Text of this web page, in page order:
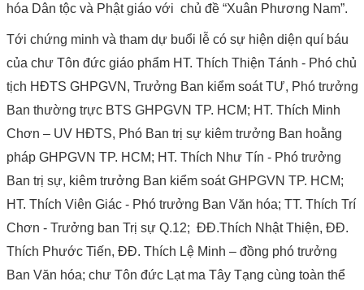
hóa Dân tộc và Phật giáo với chủ đề “Xuân Phương Nam”.
Tới chứng minh và tham dự buổi lễ có sự hiện diện quí báu
của chư Tôn đức giáo phẩm HT. Thích Thiện Tánh - Phó chủ
tịch HĐTS GHPGVN, Trưởng Ban kiểm soát TƯ, Phó trưởng
Ban thường trực BTS GHPGVN TP. HCM; HT. Thích Minh
Chơn – UV HĐTS, Phó Ban trị sự kiêm trưởng Ban hoằng
pháp GHPGVN TP. HCM; HT. Thích Như Tín - Phó trưởng
Ban trị sự, kiêm trưởng Ban kiểm soát GHPGVN TP. HCM;
HT. Thích Viên Giác - Phó trưởng Ban Văn hóa; TT. Thích Trí
Chơn - Trưởng ban Trị sự Q.12; ĐĐ.Thích Nhật Thiện, ĐĐ.
Thích Phước Tiến, ĐĐ. Thích Lệ Minh – đồng phó trưởng
Ban Văn hóa; chư Tôn đức Lạt ma Tây Tạng cùng toàn thể